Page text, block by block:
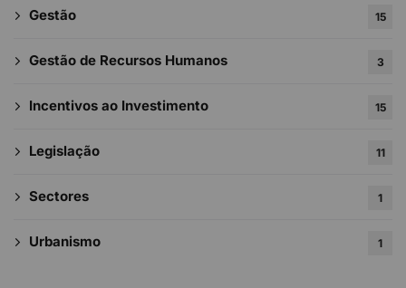
Gestão 15
Gestão de Recursos Humanos 3
Incentivos ao Investimento 15
Legislação 11
Sectores 1
Urbanismo 1